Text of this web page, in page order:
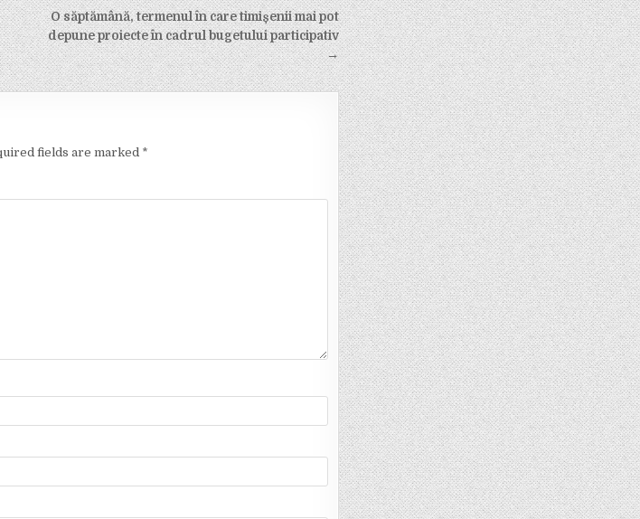
O săptămână, termenul în care timișenii mai pot
depune proiecte în cadrul bugetului participativ
→
fields are marked *